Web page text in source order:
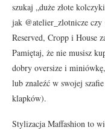
szukaj „duże złote
jak @atelier_zlotnicze
Reserved, Cropp i House
Pamiętaj, że nie musisz
dobry oversize i
lub znaleźć w swojej
klapków).
Stylizacja Maffashion to